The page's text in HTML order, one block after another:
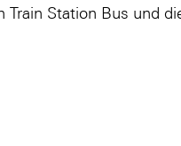
Station Bus und